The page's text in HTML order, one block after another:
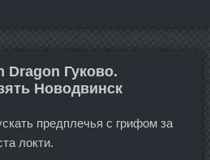
Dragon Гуково.
Новодвинск
предплечья с грифом за
локти.